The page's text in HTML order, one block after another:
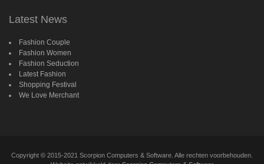
Latest News
Fashion Couple
Fashion Women
Fashion Seduction
Latest Fashion
Shopping Festival
We Love Merchant
Copyright © 2015-2021 Scorpion Computers & Software. Alle rechten voorbehouden.